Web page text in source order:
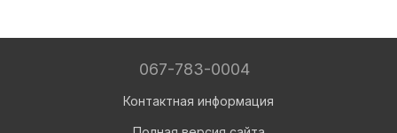
067-783-0004
Контактная информация